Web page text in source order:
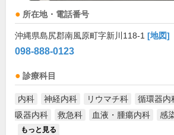
所在地・電話番号
沖縄県島尻郡南風原町字新川118-1 [地図]
098-888-0123
診療科目
内科 神経内科 リウマチ科 循環器内
吸器内科
救急科 血液・腫瘍内科 感
もっと見る